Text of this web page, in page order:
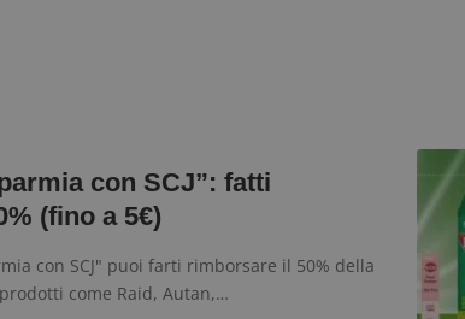
con SCJ”: fatti
(fino a 5€)
con SCJ" puoi farti rimborsare il 50% della
come Raid, Autan,…